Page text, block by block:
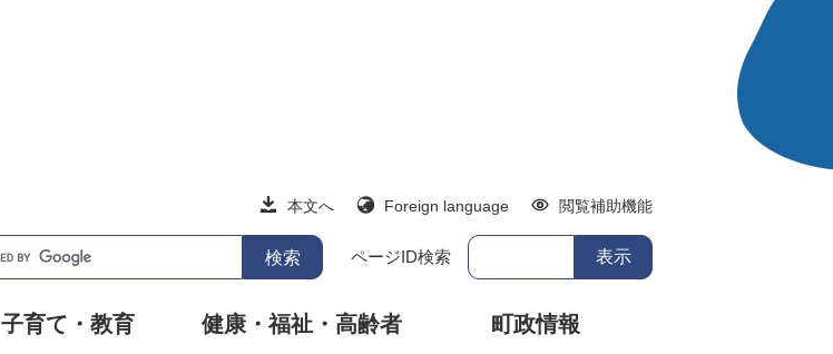
本文へ Foreign language 閲覧補助機能
ページID検索
子育て・教育 健康・福祉・高齢者 町政情報